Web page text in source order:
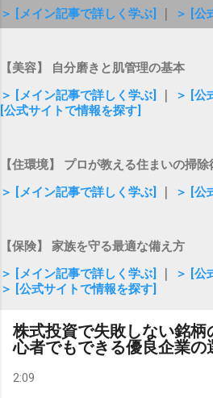
＞ [メイン記事で詳しく学ぶ]
＞ [公
【美容】 自分磨きと肌管理の基本
＞ [メイン記事で詳しく学ぶ]
＞ [公
[公式サイトで情報を探す]
【住環境】 プロが教える住まいの掃除
＞ [メイン記事で詳しく学ぶ]
＞ [公
【保険】 家族を守る最適な備え方
＞ [メイン記事で詳しく学ぶ]
＞ [公
＞ [公式サイトで情報を探す]
株式投資で失敗しない銘柄
心者でもできる優良企業の
2:09